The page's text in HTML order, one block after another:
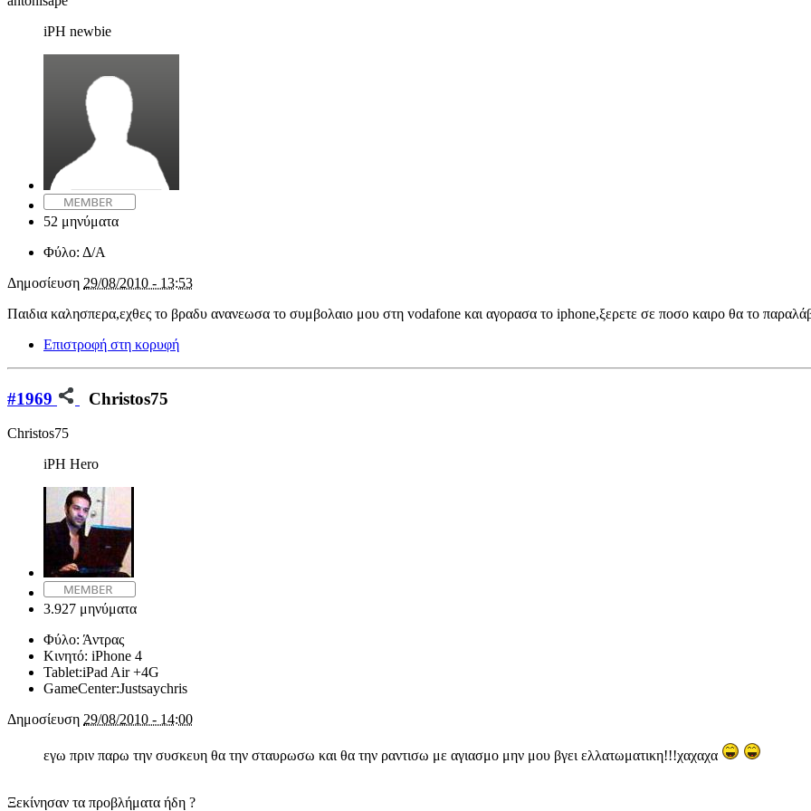
iPH newbie
52 μηνύματα
Φύλο: Δ/Α
Δημοσίευση 29/08/2010 - 13:53
Παιδια καλησπερα,εχθες το βραδυ ανανεωσα το συμβολαιο μου στη vodafone και αγορασα το iphone,ξερετε σε ποσο καιρο θα το
Επιστροφή στη κορυφή
#1969 Christos75
Christos75
iPH Hero
3.927 μηνύματα
Φύλο: Άντρας
Κινητό: iPhone 4
Tablet:iPad Air +4G
GameCenter:Justsaychris
Δημοσίευση 29/08/2010 - 14:00
εγω πριν παρω την συσκευη θα την σταυρωσω και θα την ραντισω με αγιασμο μην μου βγει ελλατωματικη!!!χαχαχα
Ξεκίνησαν τα προβλήματα ήδη ?